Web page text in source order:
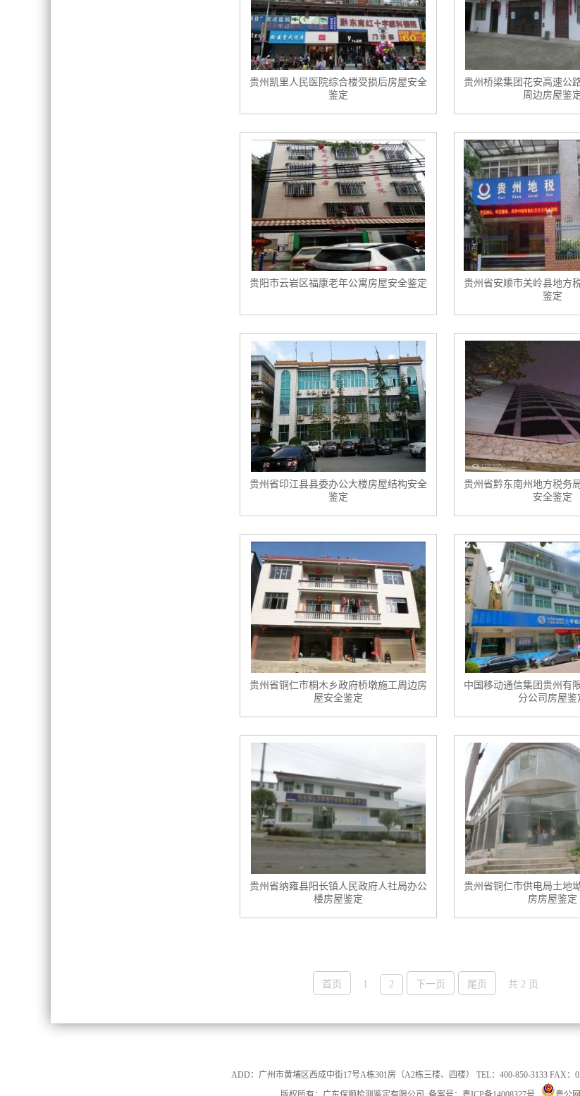
贵州凯里人民医院综合楼受损后房屋安全
鉴定
贵州桥梁集团花安高速公
周边房屋鉴
贵阳市云岩区福康老年公寓房屋安全鉴定
贵州省安顺市关岭县地方
鉴定
贵州省印江县县委办公大楼房屋结构安全
鉴定
贵州省黔东南州地方税务
安全鉴定
贵州省铜仁市桐木乡政府桥墩施工周边房
屋安全鉴定
中国移动通信集团贵州有
分公司房屋鉴
贵州省纳雍县阳长镇人民政府人社局办公
楼房屋鉴定
贵州省铜仁市供电局土地
房房屋鉴定
首页 1 2 下一页 尾页 共 2 页
ADD：广州市黄埔区西成中街17号A栋301房（A2栋三楼、四楼） TEL：400-850-3133 FAX：